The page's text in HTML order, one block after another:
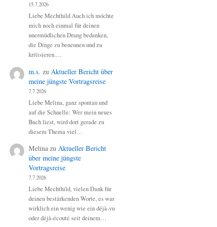
15.7.2026
Liebe Mechthild Auch ich möchte
mich noch einmal für deinen
unermüdlichen Drang bedanken,
die Dinge zu benennen und zu
kritisieren.…
m.s. zu Aktueller Bericht über
meine jüngste Vortragsreise
7.7.2026
Liebe Melina, ganz spontan und
auf die Schnelle: Wer mein neues
Buch liest, wird dort gerade zu
diesem Thema viel…
Melina zu Aktueller Bericht
über meine jüngste
Vortragsreise
7.7.2026
Liebe Mechthild, vielen Dank für
deinen bestärkenden Worte, es war
wirklich ein wenig wie ein déjà-vu
oder déjà-écouté seit deinem…